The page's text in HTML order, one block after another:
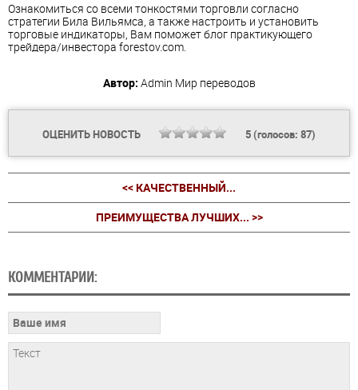
Ознакомиться со всеми тонкостями торговли согласно
стратегии Била Вильямса, а также настроить и установить
торговые индикаторы, Вам поможет блог практикующего
трейдера/инвестора forestov.com.
Автор: Admin Мир переводов
ОЦЕНИТЬ НОВОСТЬ 5(голосов: 87)
<< КАЧЕСТВЕННЫЙ...
ПРЕИМУЩЕСТВА ЛУЧШИХ... >>
КОММЕНТАРИИ: